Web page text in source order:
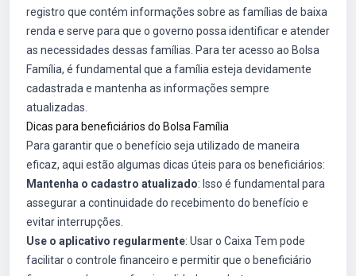
registro que contém informações sobre as famílias de baixa
renda e serve para que o governo possa identificar e atender
as necessidades dessas famílias. Para ter acesso ao Bolsa
Família, é fundamental que a família esteja devidamente
cadastrada e mantenha as informações sempre
atualizadas.
Dicas para beneficiários do Bolsa Família
Para garantir que o benefício seja utilizado de maneira
eficaz, aqui estão algumas dicas úteis para os beneficiários:
Mantenha o cadastro atualizado: Isso é fundamental para
assegurar a continuidade do recebimento do benefício e
evitar interrupções.
Use o aplicativo regularmente: Usar o Caixa Tem pode
facilitar o controle financeiro e permitir que o beneficiário